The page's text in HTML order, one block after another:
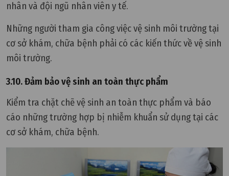
nhân và đội ngũ nhân viên y tế.
Những người tham gia công việc vệ sinh môi trường tại
cơ sở khám, chữa bệnh phải có các kiến thức về vệ sinh
môi trường.
3.10. Đảm bảo vệ sinh an toàn thực phẩm
Kiểm tra chặt chẽ vệ sinh an toàn thực phẩm và báo
cáo những trường hợp bị nhiễm khuẩn sử dụng tại các
cơ sở khám, chữa bệnh.